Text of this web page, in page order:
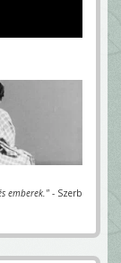
emberek." - Szerb